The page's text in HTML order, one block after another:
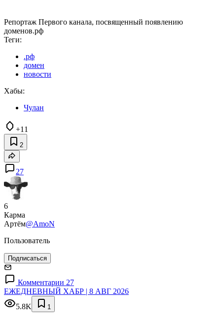
Репортаж Первого канала, посвященный появлению
доменов.рф
Теги:
.рф
домен
новости
Хабы:
Чулан
+11
2
27
6
Карма
Артём@AmoN
Пользователь
Подписаться
Комментарии 27
ЕЖЕДНЕВНЫЙ ХАБР | 8 АВГ 2026
5.8K
1